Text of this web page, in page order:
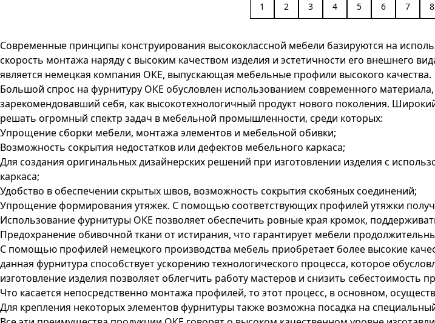
1 2 3 4 5 6 7 8
Современные принципы конструирования высококлассной мебели базируются на
скорость монтажа наряду с высоким качеством изделия и эстетичности его внешнего
является немецкая компания ОКЕ, выпускающая мебельные профили высокого качества.
Большой спрос на фурнитуру ОКЕ обусловлен использованием современного
зарекомендовавший себя, как высокотехнологичный продукт нового поколения.
решать огромный спектр задач в мебельной промышленности, среди которых:
Упрощение сборки мебели, монтажа элементов и мебельной обивки;
Возможность сокрытия недостатков или дефектов мебельного каркаса;
Для создания оригинальных дизайнерских решений при изготовлении изделия с
каркаса;
Удобство в обеспечении скрытых швов, возможность сокрытия скобяных соединений;
Упрощение формирования утяжек. С помощью соответствующих профилей утяжки
Использование фурнитуры ОКЕ позволяет обеспечить ровные края кромок,
Предохранение обивочной ткани от истирания, что гарантирует мебели
С помощью профилей немецкого производства мебель приобретает более высокие
данная фурнитура способствует ускорению технологического процесса, которое
изготовление изделия позволяет облегчить работу мастеров и снизить себестоимость
Что касается непосредственно монтажа профилей, то этот процесс, в основном,
Для крепления некоторых элементов фурнитуры также возможна посадка на